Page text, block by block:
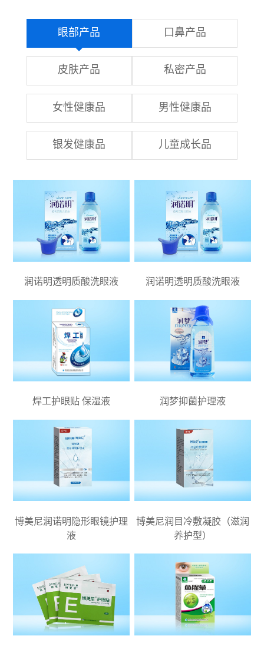
眼部产品 口鼻产品
皮肤产品 私密产品
女性健康品 男性健康品
银发健康品 儿童成长品
润诺明透明质酸洗眼液 润诺明透明质酸洗眼液
焊工护眼贴 保湿液 润梦抑菌护理液
博美尼润诺明隐形眼镜护理
液
博美尼润目冷敷凝胶（滋润
养护型）